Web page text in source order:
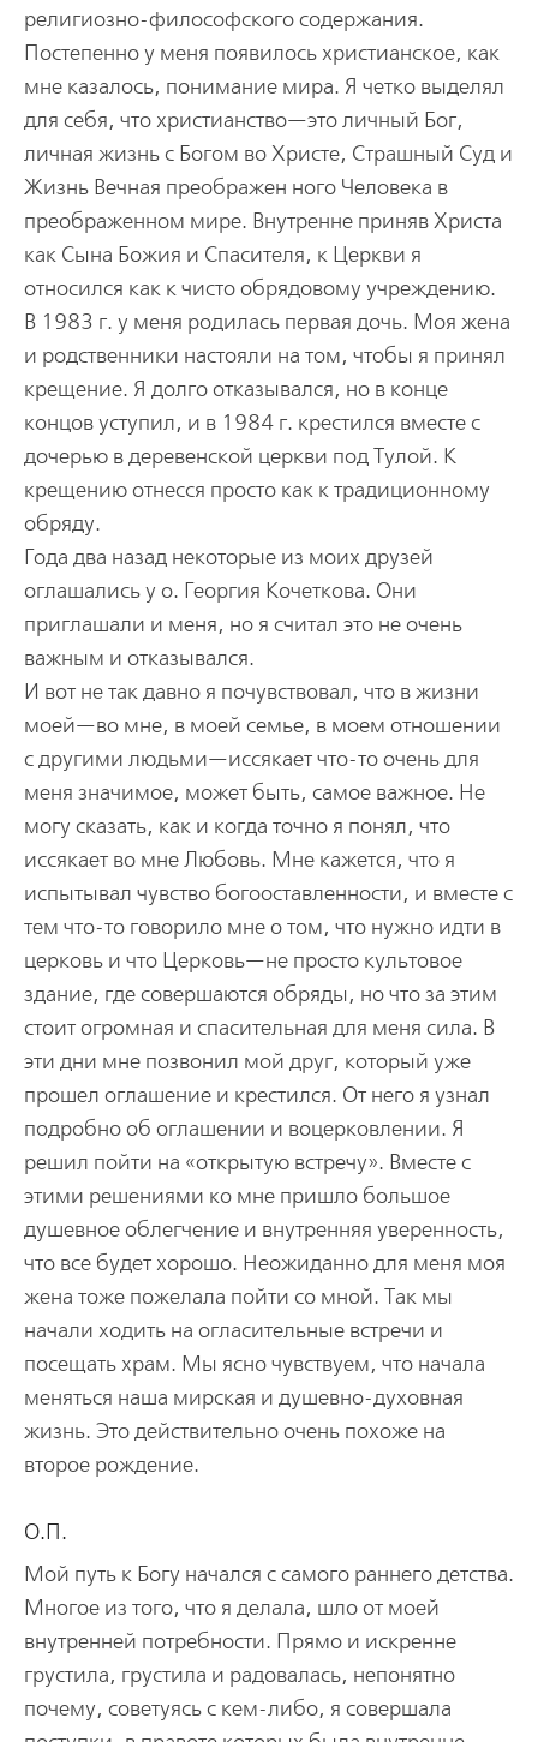
религиозно-философского содержания.
Постепенно у меня появилось христианское, как
мне казалось, понимание мира. Я четко выделял
для себя, что христианство—это личный Бог,
личная жизнь с Богом во Христе, Страшный Суд и
Жизнь Вечная преображен ного Человека в
преображенном мире. Внутренне приняв Христа
как Сына Божия и Спасителя, к Церкви я
относился как к чисто обрядовому учреждению.
В 1983 г. у меня родилась первая дочь. Моя жена
и родственники настояли на том, чтобы я принял
крещение. Я долго отказывался, но в конце
концов уступил, и в 1984 г. крестился вместе с
дочерью в деревенской церкви под Тулой. К
крещению отнесся просто как к традиционному
обряду.
Года два назад некоторые из моих друзей
оглашались у о. Георгия Кочеткова. Они
приглашали и меня, но я считал это не очень
важным и отказывался.
И вот не так давно я почувствовал, что в жизни
моей—во мне, в моей семье, в моем отношении
с другими людьми—иссякает что-то очень для
меня значимое, может быть, самое важное. Не
могу сказать, как и когда точно я понял, что
иссякает во мне Любовь. Мне кажется, что я
испытывал чувство богооставленности, и вместе с
тем что-то говорило мне о том, что нужно идти в
церковь и что Церковь—не просто культовое
здание, где совершаются обряды, но что за этим
стоит огромная и спасительная для меня сила. В
эти дни мне позвонил мой друг, который уже
прошел оглашение и крестился. От него я узнал
подробно об оглашении и воцерковлении. Я
решил пойти на «открытую встречу». Вместе с
этими решениями ко мне пришло большое
душевное облегчение и внутренняя уверенность,
что все будет хорошо. Неожиданно для меня моя
жена тоже пожелала пойти со мной. Так мы
начали ходить на огласительные встречи и
посещать храм. Мы ясно чувствуем, что начала
меняться наша мирская и душевно-духовная
жизнь. Это действительно очень похоже на
второе рождение.
О.П.
Мой путь к Богу начался с самого раннего детства.
Многое из того, что я делала, шло от моей
внутренней потребности. Прямо и искренне
грустила, грустила и радовалась, непонятно
почему, советуясь с кем-либо, я совершала